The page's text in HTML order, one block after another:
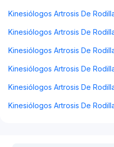
Kinesiólogos Artrosis De
Kinesiólogos Artrosis De
Kinesiólogos Artrosis De
Kinesiólogos Artrosis De
Kinesiólogos Artrosis De
Kinesiólogos Artrosis De